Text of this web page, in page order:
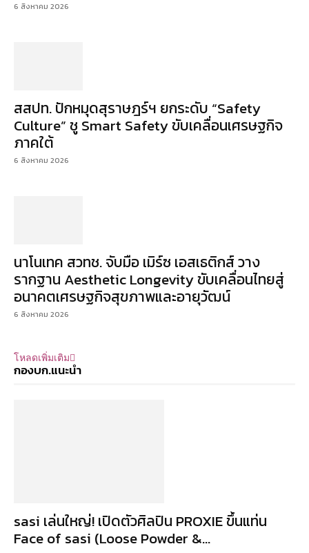
6 สิงหาคม 2026
สสปท. ปักหมุดสุราษฎร์ฯ ยกระดับ “Safety
Culture” ชู Smart Safety ขับเคลื่อนเศรษฐกิจ
ภาคใต้
6 สิงหาคม 2026
นาโนเทค สวทช. จับมือ เมิร์ซ เอสเธติกส์ วาง
รากฐาน Aesthetic Longevity ขับเคลื่อนไทยสู่
อนาคตเศรษฐกิจสุขภาพและอายุวัฒน์
6 สิงหาคม 2026
โหลดเพิ่มเติม
กองบก.แนะนำ
sasi เล่นใหญ่! เปิดตัวศิลปิน PROXIE ขึ้นแท่น
Face of sasi (Loose Powder &...